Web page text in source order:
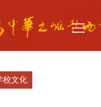
校文化